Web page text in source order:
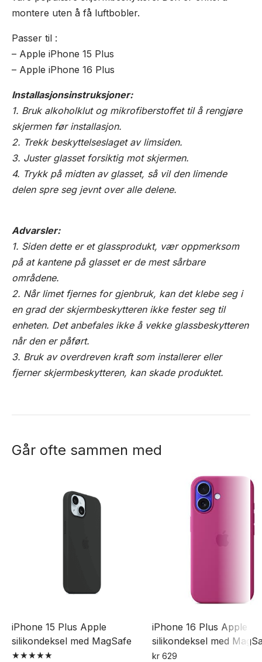
montere uten å få luftbobler.
Passer til :
– Apple iPhone 15 Plus
– Apple iPhone 16 Plus
Installasjonsinstruksjoner:
1. Bruk alkoholklut og mikrofiberstoffet til å rengjøre
skjermen før installasjon.
2. Trekk beskyttelseslaget av limsiden.
3. Juster glasset forsiktig mot skjermen.
4. Trykk på midten av glasset, så vil den limende
delen spre seg jevnt over alle delene.
Advarsler:
1. Siden dette er et glassprodukt, vær oppmerksom
på at kantene på glasset er de mest sårbare
områdene.
2. Når limet fjernes for gjenbruk, kan det klebe seg i
en grad der skjermbeskytteren ikke fester seg til
enheten. Det anbefales ikke å vekke glassbeskytteren
når den er påført.
3. Bruk av overdreven kraft som installerer eller
fjerner skjermbeskytteren, kan skade produktet.
Går ofte sammen med
iPhone 15 Plus Apple
silikondeksel med MagSafe
iPhone 16 Plus Apple
silikondeksel med
kr629